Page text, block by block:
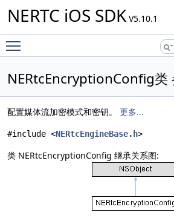
NERTC iOS SDK V5.10.1
NERtcEncryptionConfig类
配置媒体流加密模式和密钥。 更多...
#include <NERtcEngineBase.h>
类 NERtcEncryptionConfig 继承关系图: